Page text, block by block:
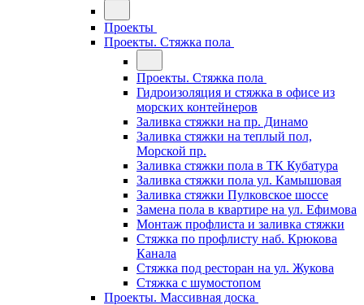
Проекты
Проекты. Стяжка пола
Проекты. Стяжка пола
Гидроизоляция и стяжка в офисе из
морских контейнеров
Заливка стяжки на пр. Динамо
Заливка стяжки на теплый пол,
Морской пр.
Заливка стяжки пола в ТК Кубатура
Заливка стяжки пола ул. Камышовая
Заливка стяжки Пулковское шоссе
Замена пола в квартире на ул. Ефимова
Монтаж профлиста и заливка стяжки
Стяжка по профлисту наб. Крюкова
Канала
Стяжка под ресторан на ул. Жукова
Стяжка с шумостопом
Проекты. Массивная доска